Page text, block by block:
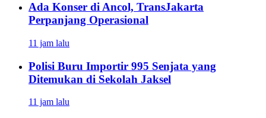
Ada Konser di Ancol, TransJakarta
Perpanjang Operasional
11 jam lalu
Polisi Buru Importir 995 Senjata yang
Ditemukan di Sekolah Jaksel
11 jam lalu